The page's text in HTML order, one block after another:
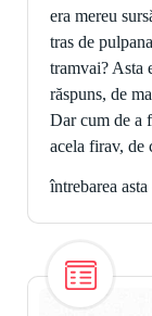
era mereu
tras de
tramvai? Asta
răspuns, de
Dar cum de a
acela firav, de
întrebarea